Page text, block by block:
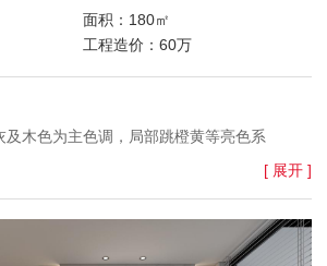
面积：180㎡
工程造价：60万
及木色为主色调，局部跳橙黄等亮色系
[ 展开 ]